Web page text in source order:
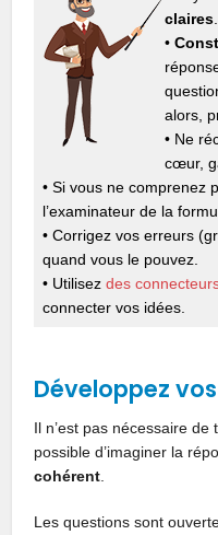
claires
•
alors,
• Ne
cœur,
• Si vous ne comprenez
l’examinateur de la
• Corrigez vos erreurs
quand vous le pouvez.
• Utilisezdes
connecter vos idées.
Développez
Il n’est pas nécessaire
possible d’imaginer la
cohérent
Les questions sont